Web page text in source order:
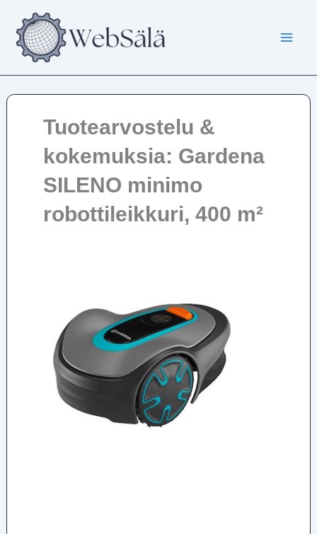
sisältöön
Tuotearvostelu &
kokemuksia: Gardena
SILENO minimo
robottileikkuri, 400 m²